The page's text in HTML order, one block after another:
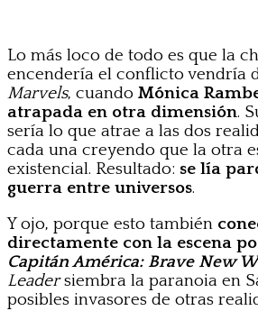
Lo más loco de todo es que la
encendería el conflicto vendría
Marvels, cuando Mónica
atrapada en otra dimensión.
sería lo que atrae a las dos
cada una creyendo que la otra
existencial. Resultado: se lía
guerra entre universos.
Y ojo, porque esto también
directamente con la escena
Capitán América: Brave New
Leadersiembra la paranoia en
posibles invasores de otras